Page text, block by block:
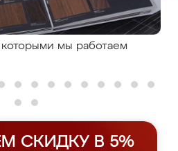
мы работаем
СКИДКУ В 5%